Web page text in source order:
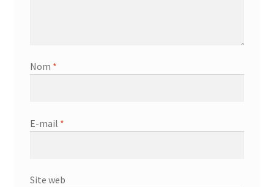
Nom *
E-mail *
Site web